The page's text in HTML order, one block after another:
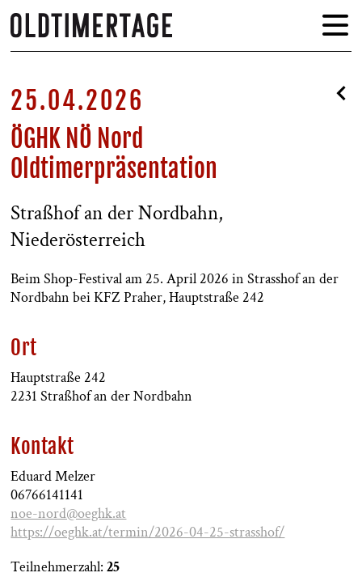
25.04.2026
ÖGHK NÖ Nord
Oldtimerpräsentation
Straßhof an der Nordbahn,
Niederösterreich
Beim Shop-Festival am 25. April 2026 in Strasshof an der
Nordbahn bei KFZ Praher, Hauptstraße 242
Ort
Hauptstraße 242
2231 Straßhof an der Nordbahn
Kontakt
Eduard Melzer
06766141141
noe-nord@oeghk.at
https://oeghk.at/termin/2026-04-25-strasshof/
Teilnehmerzahl:25